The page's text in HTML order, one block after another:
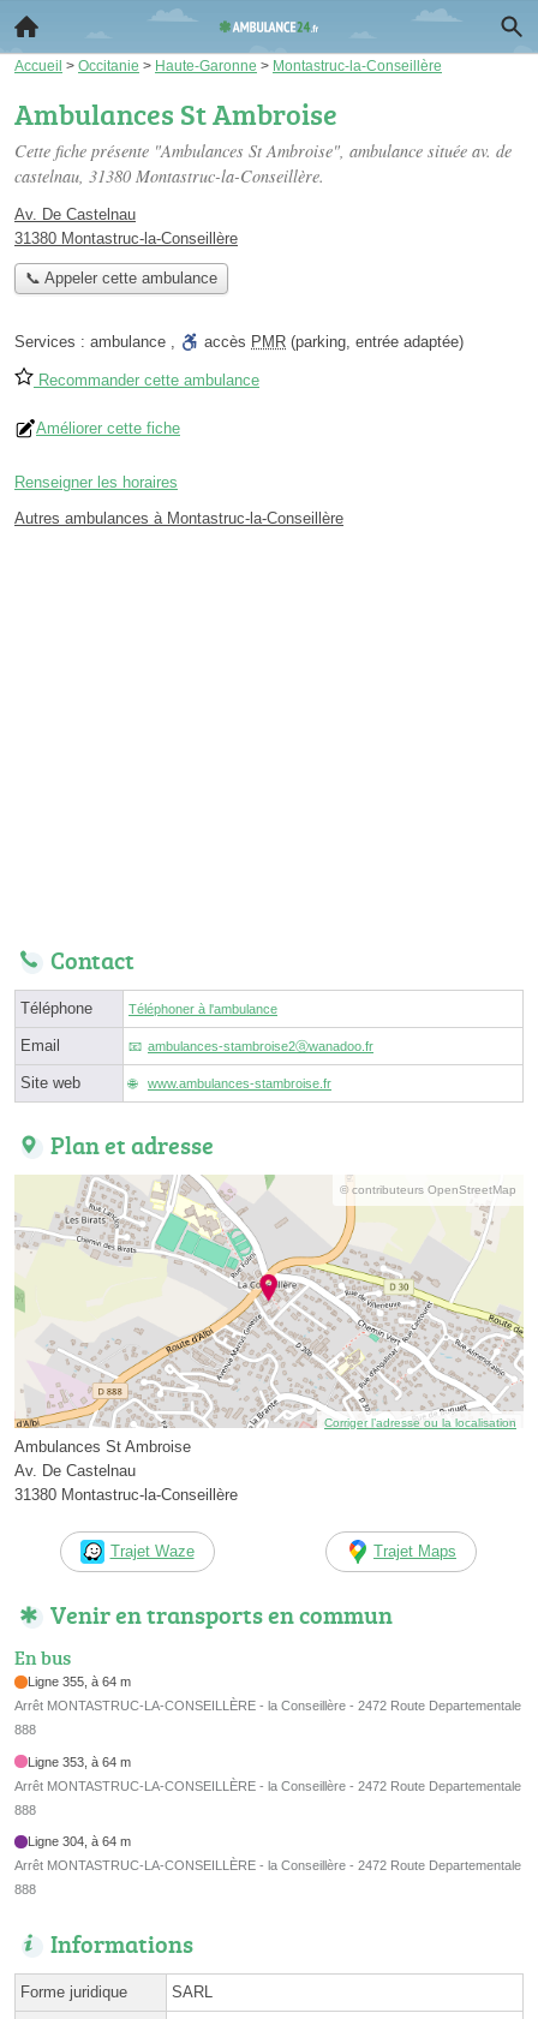
Accueil > Occitanie > Haute-Garonne > Montastruc-la-Conseillère
Ambulances St Ambroise
Cette fiche présente "Ambulances St Ambroise", ambulance située av. de
castelnau, 31380 Montastruc-la-Conseillère.
Av. De Castelnau
31380 Montastruc-la-Conseillère
📞 Appeler cette ambulance
Services : ambulance , accès PMR (parking, entrée adaptée)
Recommander cette ambulance
Améliorer cette fiche
Renseigner les horaires
Autres ambulances à Montastruc-la-Conseillère
Contact
Téléphone Téléphoner à l'ambulance
Email ambulances-stambroise2ⓐwanadoo.fr
Site web www.ambulances-stambroise.fr
Plan et adresse
© contributeurs OpenStreetMap
Corriger l’adresse ou la localisation
Ambulances St Ambroise
Av. De Castelnau
31380 Montastruc-la-Conseillère
Trajet Waze Trajet Maps
Venir en transports en commun
En bus
Ligne 355, à 64 m
Arrêt MONTASTRUC-LA-CONSEILLÈRE - la Conseillère - 2472 Route Departementale
888
Ligne 353, à 64 m
Arrêt MONTASTRUC-LA-CONSEILLÈRE - la Conseillère - 2472 Route Departementale
888
Ligne 304, à 64 m
Arrêt MONTASTRUC-LA-CONSEILLÈRE - la Conseillère - 2472 Route Departementale
888
Informations
Forme juridique SARL